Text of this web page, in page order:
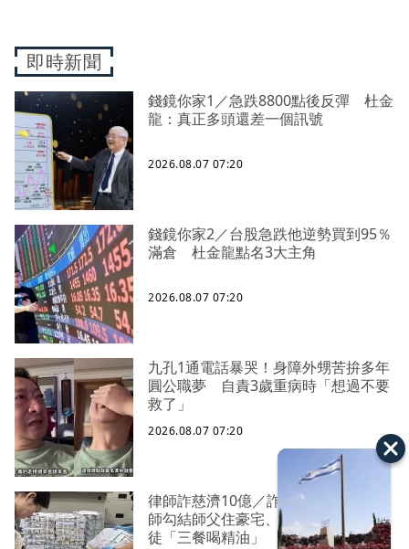
即時新聞
錢鏡你家1／急跌8800點後反彈 杜金
龍：真正多頭還差一個訊號
2026.08.07 07:20
錢鏡你家2／台股急跌他逆勢買到95％
滿倉 杜金龍點名3大主角
2026.08.07 07:20
九孔1通電話暴哭！身障外甥苦拚多年
圓公職夢 自責3歲重病時「想過不要
救了」
2026.08.07 07:20
律師詐慈濟10億／詐鉅款換黃金！律
師勾結師父住豪宅、吃好料 下令信
徒「三餐喝精油」